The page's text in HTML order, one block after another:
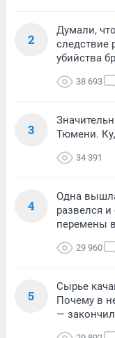
2
Думали,
следствие
убийства
38 693
3
Тюмени.
34 391
4
Одна
развелся
перемены
29 960
5
Сырье
Почему в
—